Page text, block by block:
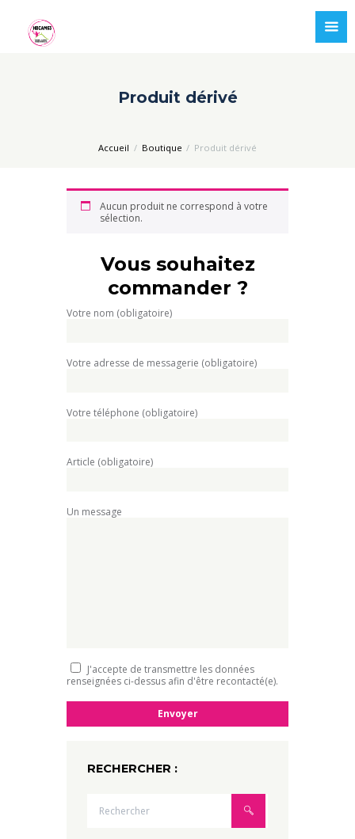
Produit dérivé
Accueil Boutique Produit dérivé
Aucun produit ne correspond à votre
sélection.
Vous souhaitez
commander ?
Votre nom (obligatoire)
Votre adresse de messagerie (obligatoire)
Votre téléphone (obligatoire)
Article (obligatoire)
Un message
J'accepte de transmettre les données
renseignées ci-dessus afin d'être recontacté(e).
RECHERCHER :